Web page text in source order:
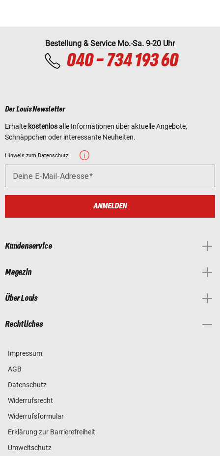
Bestellung & Service Mo.-Sa. 9-20 Uhr
040 - 734 193 60
Der Louis Newsletter
Erhalte kostenlosalle Informationen über aktuelle Angebote,
Schnäppchen oder interessante Neuheiten.
Hinweis zum Datenschutz
Deine E-Mail-Adresse
ANMELDEN
Kundenservice
Magazin
Über Louis
Rechtliches
Impressum
AGB
Datenschutz
Widerrufsrecht
Widerrufsformular
Erklärung zur Barrierefreiheit
Umweltschutz